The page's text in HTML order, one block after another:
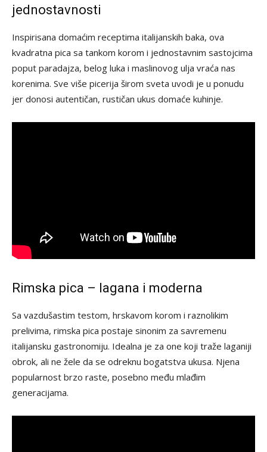
jednostavnosti
Inspirisana domaćim receptima italijanskih baka, ova
kvadratna pica sa tankom korom i jednostavnim sastojcima
poput paradajza, belog luka i maslinovog ulja vraća nas
korenima. Sve više picerija širom sveta uvodi je u ponudu
jer donosi autentičan, rustičan ukus domaće kuhinje.
Rimska pica – lagana i moderna
Sa vazdušastim testom, hrskavom korom i raznolikim
prelivima, rimska pica postaje sinonim za savremenu
italijansku gastronomiju. Idealna je za one koji traže laganiji
obrok, ali ne žele da se odreknu bogatstva ukusa. Njena
popularnost brzo raste, posebno među mlađim
generacijama.